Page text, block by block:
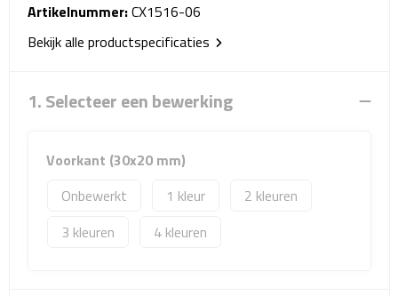
Duffeltassen
Autotassen
Toilettassen
Rugzakken
Laptop rugzakken
Artikelnummer:CX1516-06
Bekijk alle productspecificaties
1. Selecteer een bewerking
Voorkant (30x20 mm)
Onbewerkt
1
2
3
4